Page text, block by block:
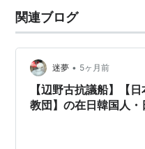
再スタートした。
沖縄が日本に復帰した後
教団と合同し、一つの教
関連ブログ
迷夢 • 5ヶ月前
【辺野古抗議船】【
教団】の在日韓国人